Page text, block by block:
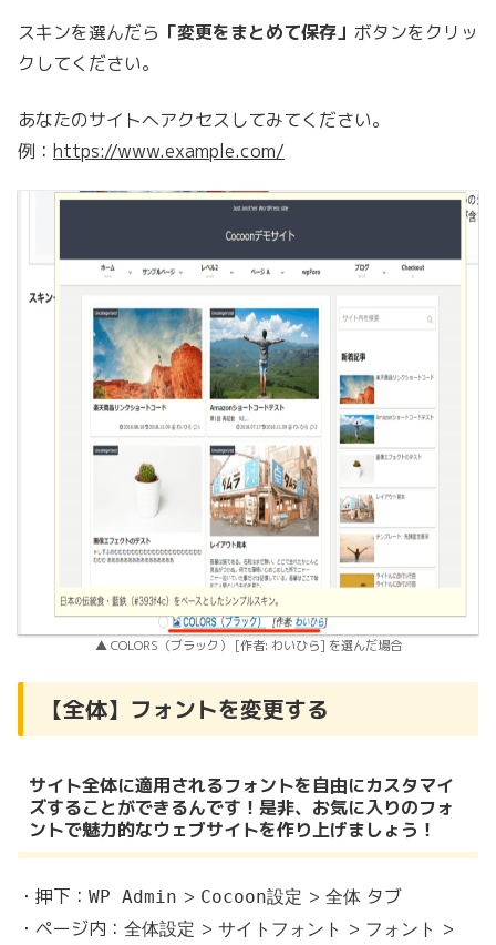
スキンを選んだら 「変更をまとめて保存」 ボタンをクリッ
クしてください。
あなたのサイトへアクセスしてみてください。
例： https://www.example.com/
▲ COLORS（ブラック） [作者: わいひら] を選んだ場合
【全体】フォントを変更する
サイト全体に適用されるフォントを自由にカスタマイ
ズすることができるんです！是非、お気に入りのフォ
ントで魅力的なウェブサイトを作り上げましょう！
・押下： WP Admin > Cocoon設定 > 全体 タブ
・ページ内： 全体設定 > サイトフォント > フォント >